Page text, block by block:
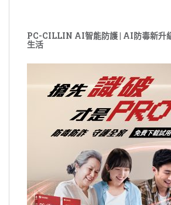
PC-CILLIN AI智能防護 | AI防毒新升
生活